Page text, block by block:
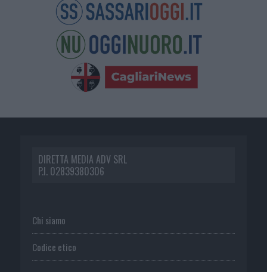
DIRETTA MEDIA ADV SRL
P.I. 02839380306
Chi siamo
Codice etico